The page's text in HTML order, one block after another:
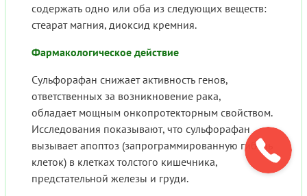
содержать одно или оба из следующих веществ:
стеарат магния, диоксид кремния.
Фармакологическое действие
Сульфорафан снижает активность генов,
ответственных за возникновение рака,
обладает мощным онкопротекторным свойством.
Исследования показывают, что сульфорафан
вызывает апоптоз (запрограммированную гибель
клеток) в клетках толстого кишечника,
предстательной железы и груди.